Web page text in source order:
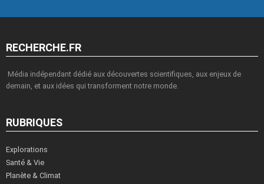
RECHERCHE.FR
Média indépendant dédié aux découvertes scientifiques, aux enjeux de
demain, et aux idées qui transforment notre monde.
RUBRIQUES
Explorations
Santé & Vie
Planète & Climat